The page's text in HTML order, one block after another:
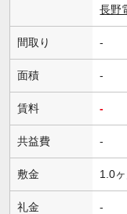
長野
間取り -
面積 -
賃料 -
共益費 -
敷金 1.0ヶ
礼金 -